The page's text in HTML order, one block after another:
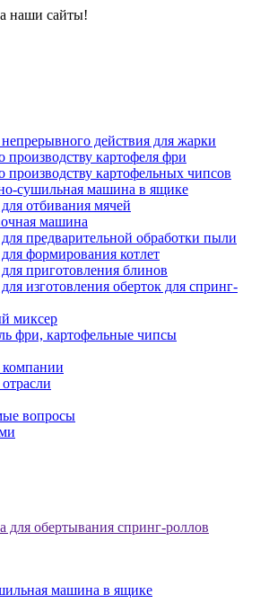
наши сайты!
действия для жарки
производству картофеля фри
производству картофельных чипсов
сушильная машина в ящике
отбивания мячей
машина
предварительной обработки пыли
формирования котлет
приготовления блинов
изготовления оберток для спринг-
миксер
фри, картофельные чипсы
вопросы
машина в ящике